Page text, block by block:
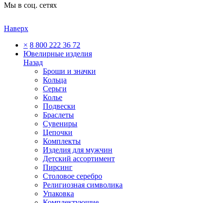
Мы в соц. сетях
Наверх
× 8 800 222 36 72
Ювелирные изделия
Назад
Броши и значки
Кольца
Серьги
Колье
Подвески
Браслеты
Сувениры
Цепочки
Комплекты
Изделия для мужчин
Детский ассортимент
Пирсинг
Столовое серебро
Религиозная символика
Упаковка